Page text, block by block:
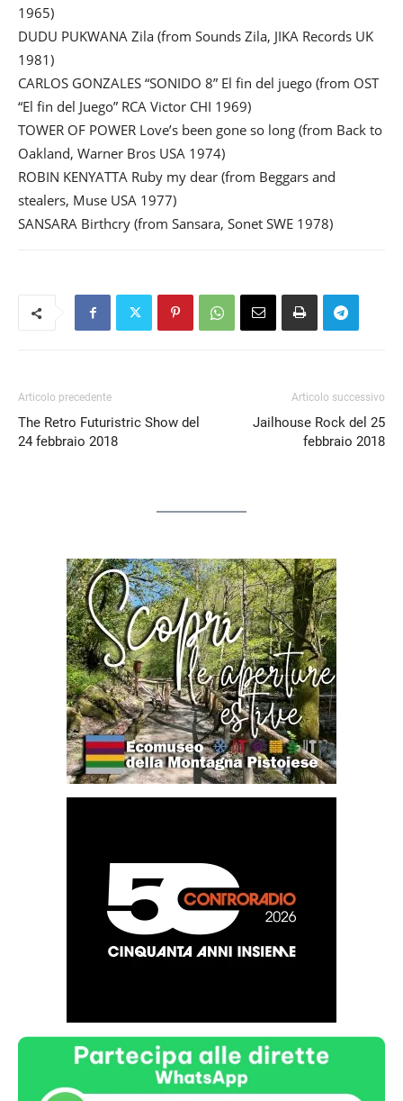
EMBED
1965)
DUDU PUKWANA Zila (from Sounds Zila, JIKA Records UK
1981)
CARLOS GONZALES “SONIDO 8” El fin del juego (from OST
“El fin del Juego” RCA Victor CHI 1969)
TOWER OF POWER Love’s been gone so long (from Back to
Oakland, Warner Bros USA 1974)
ROBIN KENYATTA Ruby my dear (from Beggars and
stealers, Muse USA 1977)
SANSARA Birthcry (from Sansara, Sonet SWE 1978)
Articolo precedente
The Retro Futuristric Show del
24 febbraio 2018
Articolo successivo
Jailhouse Rock del 25
febbraio 2018